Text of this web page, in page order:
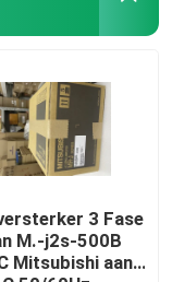
3 Fase
M.-j2s-500B
Mitsubishi aan